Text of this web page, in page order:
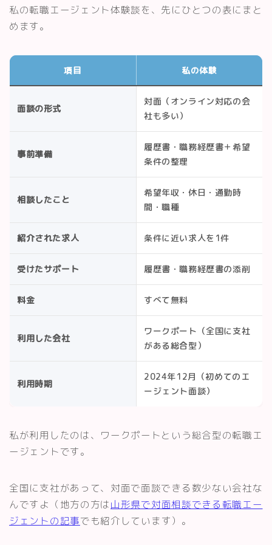
私の転職エージェント体験談を、先にひとつの表にまと
めます。
項目 私の体験
面談の形式
対面（オンライン対応の会
社も多い）
事前準備
履歴書・職務経歴書＋希望
条件の整理
相談したこと
希望年収・休日・通勤時
間・職種
紹介された求人 条件に近い求人を1件
受けたサポート 履歴書・職務経歴書の添削
料金 すべて無料
利用した会社
ワークポート（全国に支社
がある総合型）
利用時期
2024年12月（初めてのエ
ージェント面談）
私が利用したのは、ワークポートという総合型の転職エ
ージェントです。
全国に支社があって、対面で面談できる数少ない会社な
んですよ（地方の方は山形県で対面相談できる転職エー
ジェントの記事でも紹介しています）。